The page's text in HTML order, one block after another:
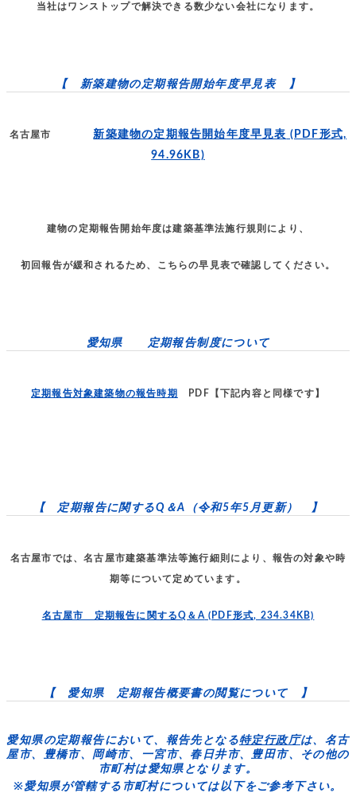
当社はワンストップで解決できる数少ない会社になります。
【 新築建物の定期報告開始年度早見表 】
名古屋市 新築建物の定期報告開始年度早見表 (PDF形式,
94.96KB)
建物の定期報告開始年度は建築基準法施行規則により、
初回報告が緩和されるため、こちらの早見表で確認してください。
愛知県 定期報告制度について
定期報告対象建築物の報告時期 PDF【下記内容と同様です】
【 定期報告に関するQ＆A（令和5年5月更新） 】
名古屋市では、名古屋市建築基準法等施行細則により、報告の対象や時
期等について定めています。
名古屋市 定期報告に関するQ＆A (PDF形式, 234.34KB)
【 愛知県 定期報告概要書の閲覧について 】
愛知県の定期報告において、報告先となる特定行政庁は、 名古
屋市、豊橋市、岡崎市、一宮市、春日井市、豊田市、その他の
市町村は愛知県 となります。
※愛知県が管轄する市町村については以下をご参考下さい。